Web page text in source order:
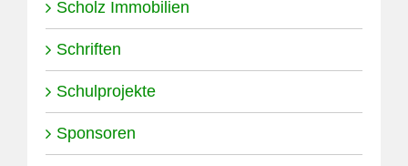
Scholz Immobilien
Schriften
Schulprojekte
Sponsoren